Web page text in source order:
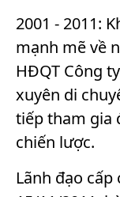
2001 - 2011:
mạnh mẽ về
HĐQT Công
xuyên di
tiếp tham gia
chiến lược.
Lãnh đạo cấp